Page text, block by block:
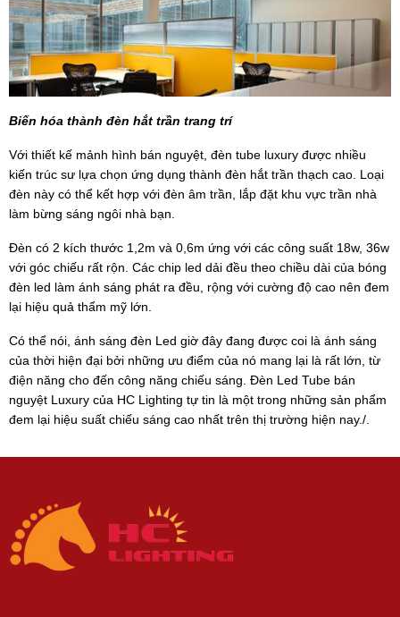
Biến hóa thành đèn hắt trần trang trí
Với thiết kế mảnh hình bán nguyệt, đèn tube luxury được nhiều
kiến trúc sư lựa chọn ứng dụng thành đèn hắt trần thạch cao. Loại
đèn này có thể kết hợp với đèn âm trần, lắp đặt khu vực trần nhà
làm bừng sáng ngôi nhà bạn.
Đèn có 2 kích thước 1,2m và 0,6m ứng với các công suất 18w, 36w
với góc chiếu rất rộn. Các chip led dải đều theo chiều dài của bóng
đèn led làm ánh sáng phát ra đều, rộng với cường độ cao nên đem
lại hiệu quả thẩm mỹ lớn.
Có thể nói, ánh sáng đèn Led giờ đây đang được coi là ánh sáng
của thời hiện đại bởi những ưu điểm của nó mang lại là rất lớn, từ
điện năng cho đến công năng chiếu sáng. Đèn Led Tube bán
nguyệt Luxury của HC Lighting tự tin là một trong những sản phẩm
đem lại hiệu suất chiếu sáng cao nhất trên thị trường hiện nay./.